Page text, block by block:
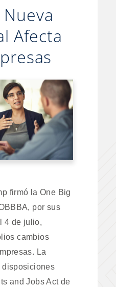
Afecta
firmó la One Big
por sus
4 de julio,
cambios
La
and Jobs Act de